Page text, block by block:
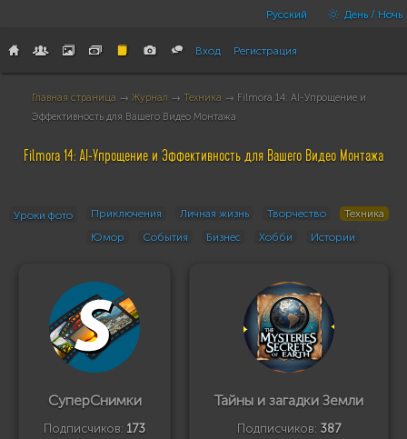
Русский День / Ночь
Вход Регистрация
Главная страница → Журнал → Техника → Filmora 14: AI-Упрощение и
Эффективность для Вашего Видео Монтажа
Filmora 14: AI-Упрощение и Эффективность для Вашего Видео Монтажа
Уроки фото Приключения Личная жизнь Творчество
Техника
Юмор
События Бизнес Хобби Истории
СуперСнимки
Подписчиков: 173
Тайны и загадки Земли
Подписчиков: 387